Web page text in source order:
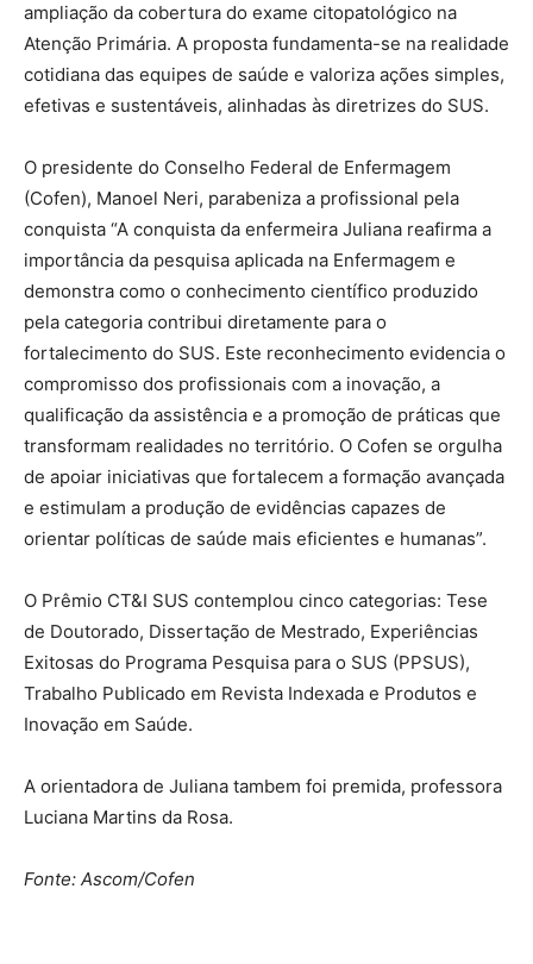
ampliação da cobertura do exame citopatológico na
Atenção Primária. A proposta fundamenta-se na realidade
cotidiana das equipes de saúde e valoriza ações simples,
efetivas e sustentáveis, alinhadas às diretrizes do SUS.
O presidente do Conselho Federal de Enfermagem
(Cofen), Manoel Neri, parabeniza a profissional pela
conquista “A conquista da enfermeira Juliana reafirma a
importância da pesquisa aplicada na Enfermagem e
demonstra como o conhecimento científico produzido
pela categoria contribui diretamente para o
fortalecimento do SUS. Este reconhecimento evidencia o
compromisso dos profissionais com a inovação, a
qualificação da assistência e a promoção de práticas que
transformam realidades no território. O Cofen se orgulha
de apoiar iniciativas que fortalecem a formação avançada
e estimulam a produção de evidências capazes de
orientar políticas de saúde mais eficientes e humanas”.
O Prêmio CT&I SUS contemplou cinco categorias: Tese
de Doutorado, Dissertação de Mestrado, Experiências
Exitosas do Programa Pesquisa para o SUS (PPSUS),
Trabalho Publicado em Revista Indexada e Produtos e
Inovação em Saúde.
A orientadora de Juliana tambem foi premida, professora
Luciana Martins da Rosa.
Fonte: Ascom/Cofen